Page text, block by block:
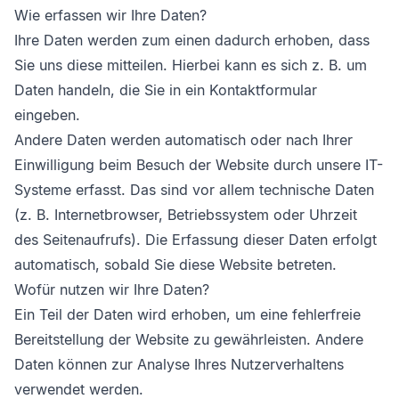
Wie erfassen wir Ihre Daten?
Ihre Daten werden zum einen dadurch erhoben, dass
Sie uns diese mitteilen. Hierbei kann es sich z. B. um
Daten handeln, die Sie in ein Kontaktformular
eingeben.
Andere Daten werden automatisch oder nach Ihrer
Einwilligung beim Besuch der Website durch unsere IT-
Systeme erfasst. Das sind vor allem technische Daten
(z. B. Internetbrowser, Betriebssystem oder Uhrzeit
des Seitenaufrufs). Die Erfassung dieser Daten erfolgt
automatisch, sobald Sie diese Website betreten.
Wofür nutzen wir Ihre Daten?
Ein Teil der Daten wird erhoben, um eine fehlerfreie
Bereitstellung der Website zu gewährleisten. Andere
Daten können zur Analyse Ihres Nutzerverhaltens
verwendet werden.